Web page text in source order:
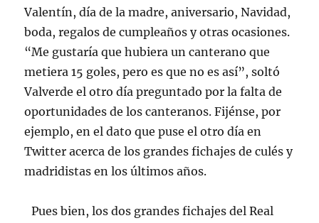
Valentín, día de la madre, aniversario, Navidad,
boda, regalos de cumpleaños y otras ocasiones.
“Me gustaría que hubiera un canterano que
metiera 15 goles, pero es que no es así”, soltó
Valverde el otro día preguntado por la falta de
oportunidades de los canteranos. Fijénse, por
ejemplo, en el dato que puse el otro día en
Twitter acerca de los grandes fichajes de culés y
madridistas en los últimos años.
Pues bien, los dos grandes fichajes del Real